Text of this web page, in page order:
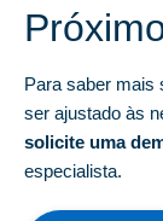
Para saber mais
ser ajustado às
solicite uma
especialista.